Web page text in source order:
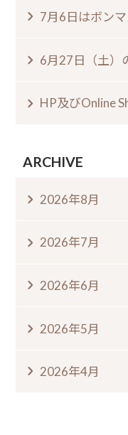
7月6日はボンマ
6月27日（土）
HP及びOnline
ARCHIVE
2026年8月
2026年7月
2026年6月
2026年5月
2026年4月